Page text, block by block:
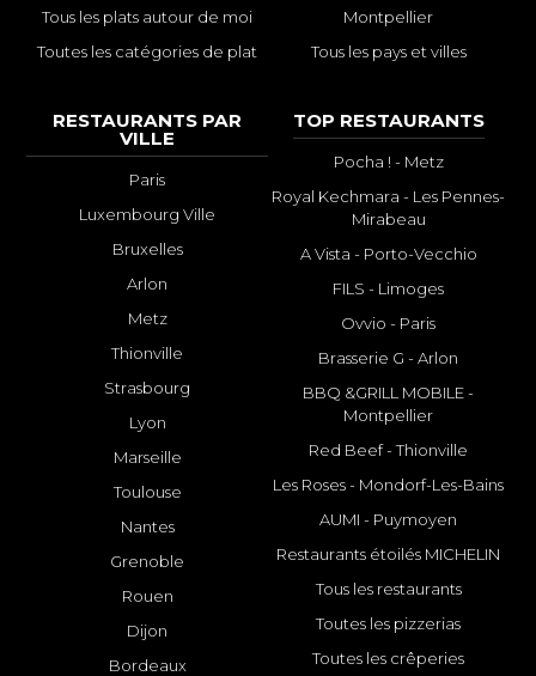
Tous les plats autour de moi
Toutes les catégories de plat
Montpellier
Tous les pays et villes
RESTAURANTS PAR
VILLE
Paris
Luxembourg Ville
Bruxelles
Arlon
Metz
Thionville
Strasbourg
Lyon
Marseille
Toulouse
Nantes
Grenoble
Rouen
Dijon
Bordeaux
TOP RESTAURANTS
Pocha ! - Metz
Royal Kechmara - Les Pennes-
Mirabeau
A Vista - Porto-Vecchio
FILS - Limoges
Ovvio - Paris
Brasserie G - Arlon
BBQ &GRILL MOBILE -
Montpellier
Red Beef - Thionville
Les Roses - Mondorf-Les-Bains
AUMI - Puymoyen
Restaurants étoilés MICHELIN
Tous les restaurants
Toutes les pizzerias
Toutes les crêperies